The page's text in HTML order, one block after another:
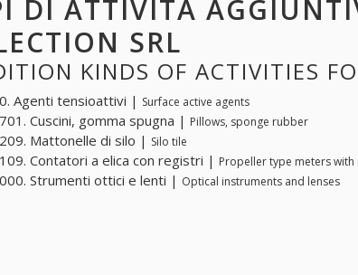
DI ATTIVITÀ
SRL
KINDS OF ACTIVITIES
Agenti tensioattivi | Surface active agents
Cuscini, gomma spugna | Pillows, sponge rubber
Mattonelle di silo | Silo tile
Contatori a elica con registri | Propeller type meters with
Strumenti ottici e lenti | Optical instruments and lenses